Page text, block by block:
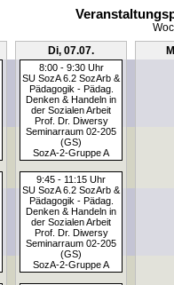
Di, 07.07.
8:00 - 9:30 Uhr
SU SozA 6.2 SozArb &
Pädagogik - Pädag.
Denken & Handeln in
der Sozialen Arbeit
Prof. Dr. Diwersy
Seminarraum 02-205
(GS)
SozA-2-Gruppe A
9:45 - 11:15 Uhr
SU SozA 6.2 SozArb &
Pädagogik - Pädag.
Denken & Handeln in
der Sozialen Arbeit
Prof. Dr. Diwersy
Seminarraum 02-205
(GS)
SozA-2-Gruppe A